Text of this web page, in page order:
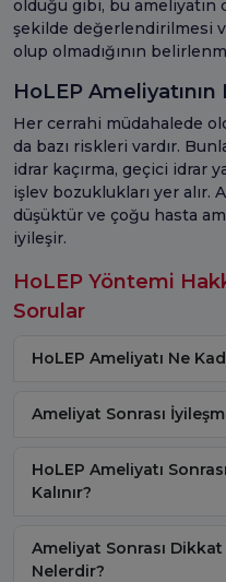
olduğu gibi, bu ameliyatın
şekilde değerlendirilmesi
olup olmadığının
HoLEP
Her cerrahi müdahalede
da bazı riskleri vardır.
idrar kaçırma, geçici idrar
işlev bozuklukları yer
düşüktür ve çoğu hasta
iyileşir.
HoLEP Yöntemi
Sorular
HoLEP Ameliyatı Ne
Ameliyat Sonrası
HoLEP Ameliyatı
Kalınır?
Ameliyat Sonrası
Nelerdir?